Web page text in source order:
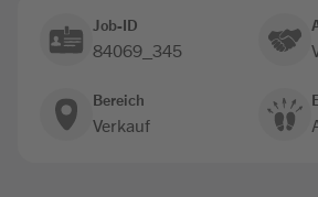
Job-ID
84069_345
Bereich
Verkauf